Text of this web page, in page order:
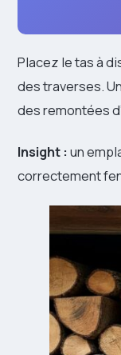
Placez le tas à
des traverses.
des remontées
Insight : un
correctement